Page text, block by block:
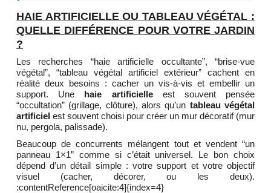
HAIE ARTIFICIELLE OU TABLEAU VÉGÉTAL :
QUELLE DIFFÉRENCE POUR VOTRE JARDIN
?
Les recherches “haie artificielle occultante”, “brise-vue
végétal”, “tableau végétal artificiel extérieur” cachent en
réalité deux besoins : cacher un vis-à-vis et embellir un
support. Une haie artificielleest souvent pensée
“occultation” (grillage, clôture), alors qu’un tableau végétal
artificiel est souvent choisi pour créer un mur décoratif (mur
nu, pergola, palissade).
Beaucoup de concurrents mélangent tout et vendent “un
panneau 1×1” comme si c’était universel. Le bon choix
dépend d’un détail simple : votre support et votre objectif
visuel (cacher, décorer, ou les deux).
:contentReference[oaicite:4]{index=4}